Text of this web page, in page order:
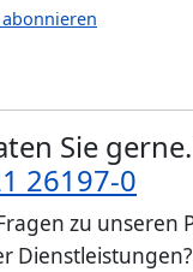
abonnieren
Sie
26197-0
zu unseren